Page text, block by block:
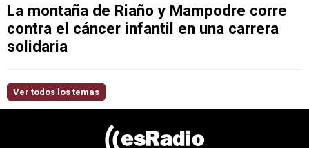
La montaña de Riaño y Mampodre corre
contra el cáncer infantil en una carrera
solidaria
Ver todos los temas